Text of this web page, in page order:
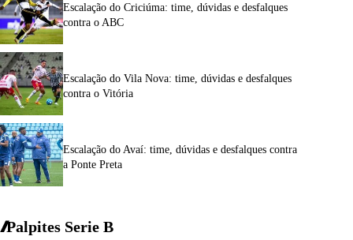
Escalação do Criciúma: time, dúvidas e desfalques
contra o ABC
Escalação do Vila Nova: time, dúvidas e desfalques
contra o Vitória
Escalação do Avaí: time, dúvidas e desfalques contra
a Ponte Preta
Palpites Serie B